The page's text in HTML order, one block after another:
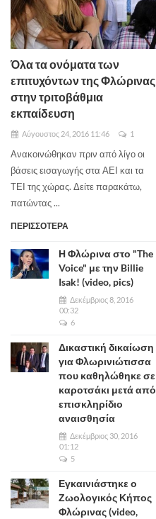
Όλα τα ονόματα των
επιτυχόντων της Φλώρινας
στην τριτοβάθμια
εκπαίδευση
Αύγουστος 24, 2016 11:46 1
Ανακοινώθηκαν πριν από λίγο οι
βάσεις εισαγωγής στα ΑΕΙ και τα
ΤΕΙ της χώρας. Δείτε παρακάτω,
πατώντας ...
ΠΕΡΙΣΣΟΤΕΡΑ
Η Φλώρινα στο "The
Voice" με την Billie
Isak! (video, pics)
Δεκέμβριος 8, 2016
00:32
6
Δικαστική δικαίωση
για Φλωρινιώτισσα
που καθηλώθηκε σε
καροτσάκι μετά από
επισκληρίδιο
αναισθησία
Δεκέμβριος 30, 2016
01:12
5
Εγκαινιάστηκε ο
Ζωολογικός Κήπος
Φλώρινας (video,